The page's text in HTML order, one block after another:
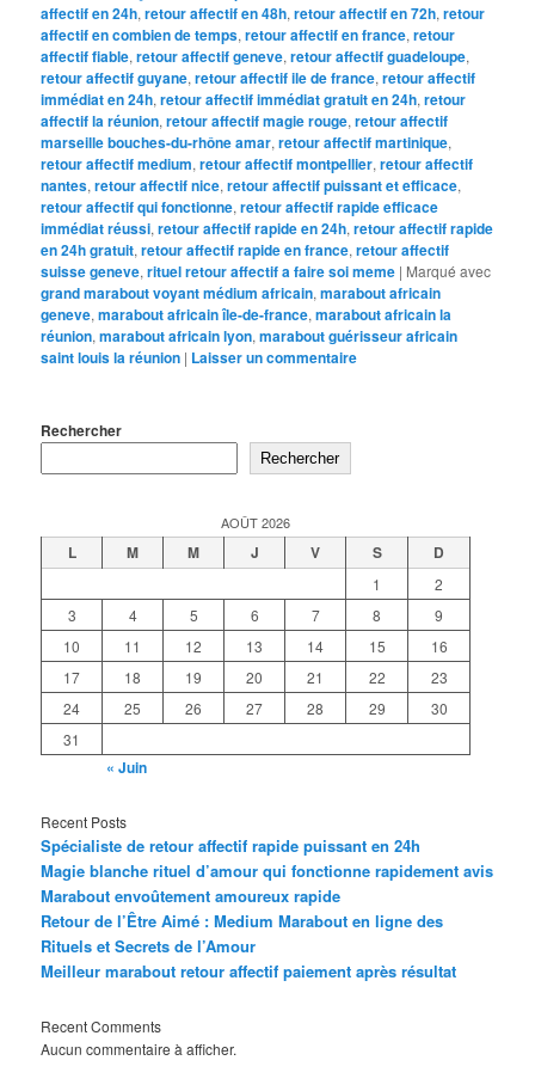
affectif en 24h,retour affectif en 48h,retour affectif en 72h,retour
affectif en combien de temps,retour affectif en france,retour
affectif fiable,retour affectif geneve,retour affectif guadeloupe,
retour affectif guyane,retour affectif ile de france,retour affectif
immédiat en 24h,retour affectif immédiat gratuit en 24h,retour
affectif la réunion,retour affectif magie rouge,retour affectif
marseille bouches-du-rhône amar,retour affectif martinique,
retour affectif medium,retour affectif montpellier,retour affectif
nantes,retour affectif nice,retour affectif puissant et efficace,
retour affectif qui fonctionne,retour affectif rapide efficace
immédiat réussi,retour affectif rapide en 24h,retour affectif rapide
en 24h gratuit,retour affectif rapide en france,retour affectif
suisse geneve,rituel retour affectif a faire soi meme | Marqué avec
grand marabout voyant médium africain,marabout africain
geneve,marabout africain île-de-france,marabout africain la
réunion,marabout africain lyon,marabout guérisseur africain
saint louis la réunion | Laisser un commentaire
Rechercher
Rechercher
AOÛT 2026
L M M J V S D
1
2
3
4 5 6 7 8
9
10
11 12 13 14 15
16
17
18 19 20 21 22
23
24
25 26 27 28 29
30
31
« Juin
Recent Posts
Spécialiste de retour affectif rapide puissant en 24h
Magie blanche rituel d’amour qui fonctionne rapidement avis
Marabout envoûtement amoureux rapide
Retour de l’Être Aimé : Medium Marabout en ligne des
Rituels et Secrets de l’Amour
Meilleur marabout retour affectif paiement après résultat
Recent Comments
Aucun commentaire à afficher.